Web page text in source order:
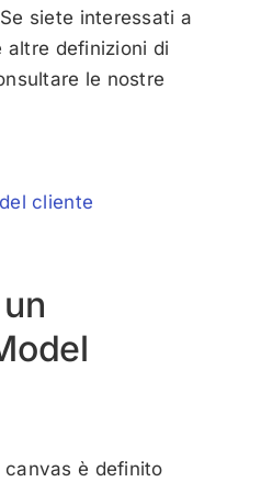
siete interessati a
altre definizioni di
le nostre
cliente
canvas è definito